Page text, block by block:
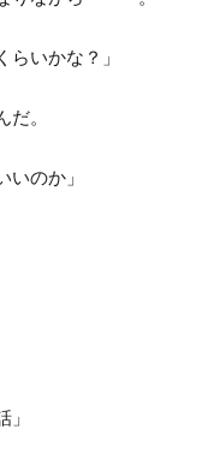
らいかな？」
。
いのか」